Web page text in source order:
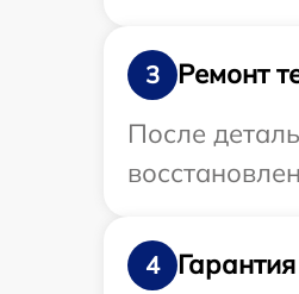
3
Ремонт
После
4
Гарантия